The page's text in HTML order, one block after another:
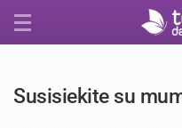
Susisiekite su